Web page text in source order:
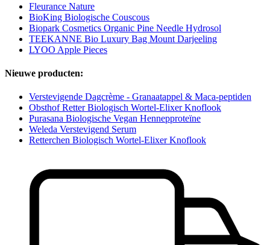
Fleurance Nature
BioKing Biologische Couscous
Biopark Cosmetics Organic Pine Needle Hydrosol
TEEKANNE Bio Luxury Bag Mount Darjeeling
LYOO Apple Pieces
Nieuwe producten:
Verstevigende Dagcrème - Granaatappel & Maca-peptiden
Obsthof Retter Biologisch Wortel-Elixer Knoflook
Purasana Biologische Vegan Hennepproteïne
Weleda Verstevigend Serum
Retterchen Biologisch Wortel-Elixer Knoflook